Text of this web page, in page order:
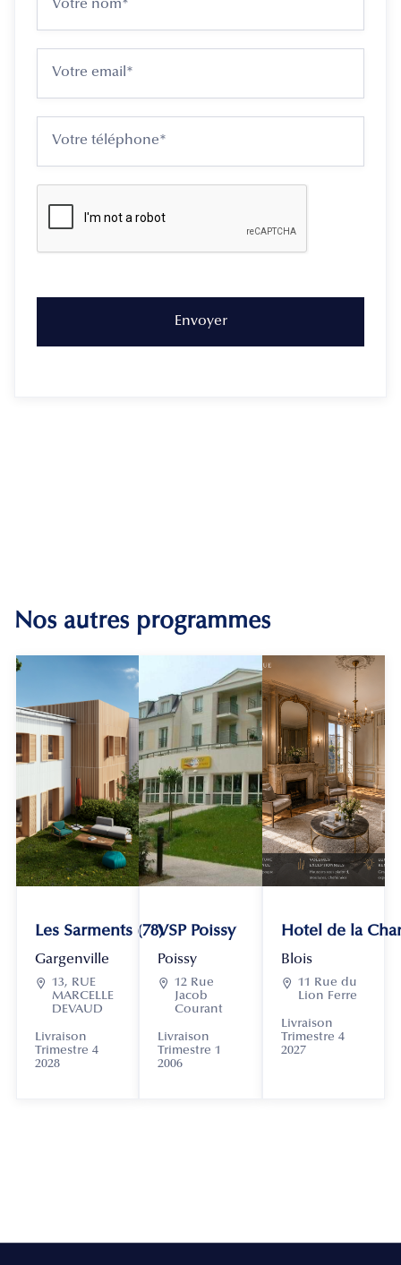
Nos autres programmes
Les Sarments (78)
Gargenville
 13, RUE
MARCELLE
DEVAUD
Livraison
Trimestre 4
2028
VSP Poissy
Poissy
 12 Rue
Jacob
Courant
Livraison
Trimestre 1
2006
Hotel de la
Blois
 11 Rue du
Lion Ferre
Livraison
Trimestre 4
2027